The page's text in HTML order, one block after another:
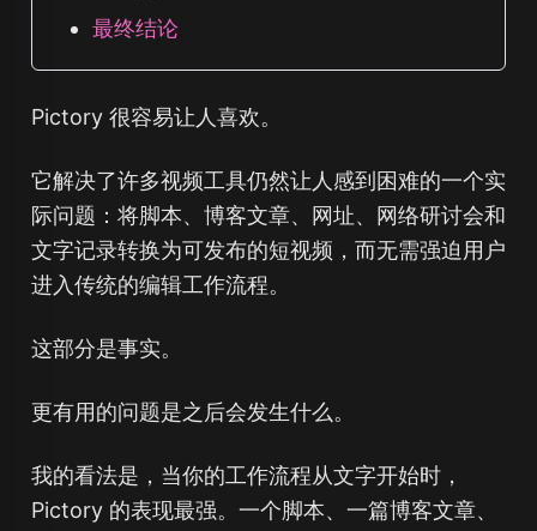
最终结论
Pictory 很容易让人喜欢。
它解决了许多视频工具仍然让人感到困难的一个实
际问题：将脚本、博客文章、网址、网络研讨会和
文字记录转换为可发布的短视频，而无需强迫用户
进入传统的编辑工作流程。
这部分是事实。
更有用的问题是之后会发生什么。
我的看法是，当你的工作流程从文字开始时，
Pictory 的表现最强。一个脚本、一篇博客文章、